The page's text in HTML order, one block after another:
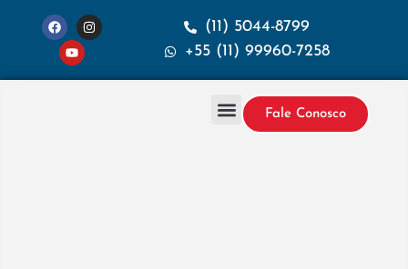
(11) 5044-8799
+55 (11) 99960-7258
Fale Conosco